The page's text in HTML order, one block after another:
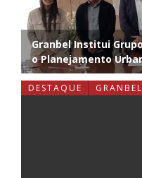
Granbel Institui
o Planejamento
DESTAQUE GRANBEL